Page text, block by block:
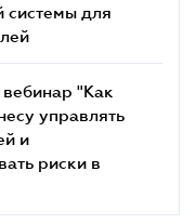
системы для
"Как
управлять
и
риски в